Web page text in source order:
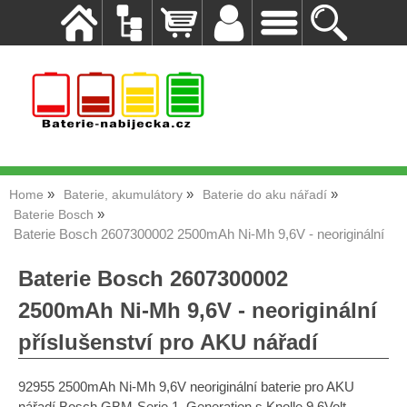
Home Baterie, akumulátory
Baterie do aku nářadí
Baterie Bosch
Baterie Bosch 2607300002 2500mAh Ni-Mh 9,6V - neoriginální
Baterie Bosch 2607300002
2500mAh Ni-Mh 9,6V - neoriginální
příslušenství pro AKU nářadí
92955 2500mAh Ni-Mh 9,6V neoriginální baterie pro AKU